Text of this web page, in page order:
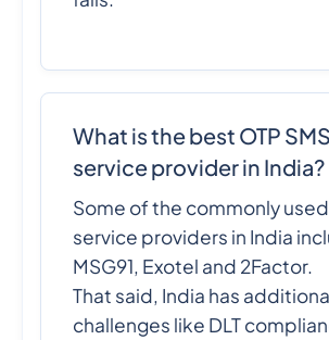
What is the best OTP SMS
service provider in India?
Some of the commonly used
service providers in India
MSG91, Exotel and 2Factor.
That said, India has
challenges like DLT